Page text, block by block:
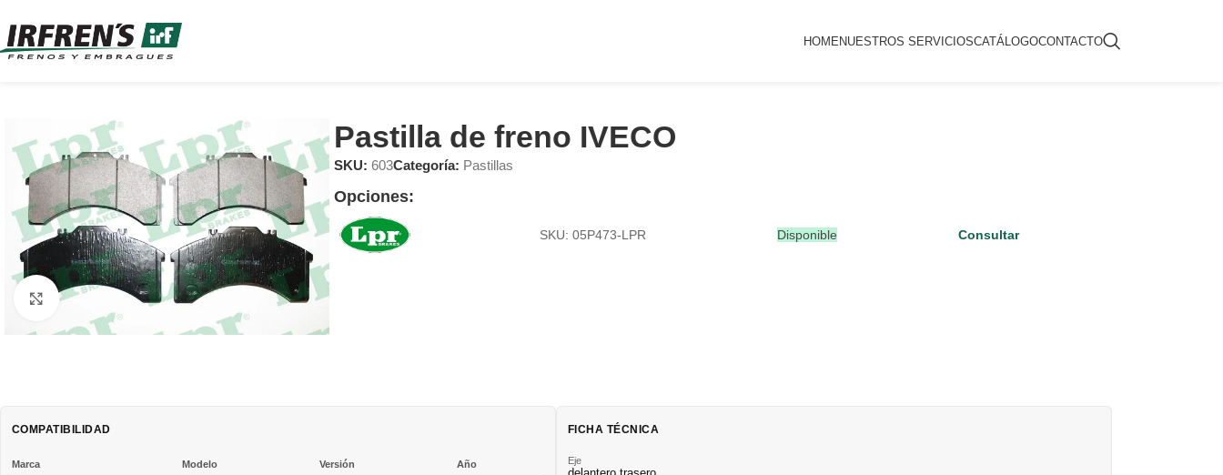
HOMENUESTROS SERVICIOSCATÁLOGOCONTACTO
Clic para ampliar
Pastilla de freno IVECO
SKU: 603Categoría: Pastillas
Opciones:
SKU: 05P473-LPR Disponible Consultar
COMPATIBILIDAD
Marca Modelo Versión Año
FICHA TÉCNICA
Eje